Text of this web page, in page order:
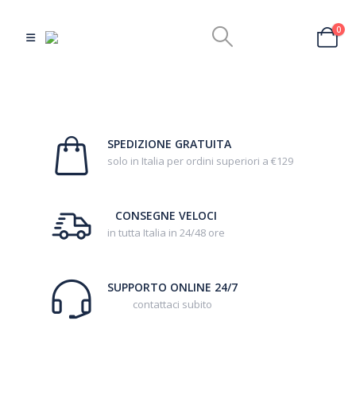
0
SPEDIZIONE GRATUITA
solo in Italia per ordini superiori a €129
CONSEGNE VELOCI
in tutta Italia in 24/48 ore
SUPPORTO ONLINE 24/7
contattaci subito